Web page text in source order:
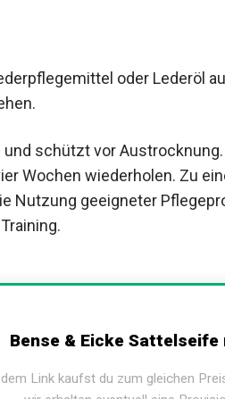
oder Lederöl
schützt vor
Wochen wiederholen. Zu
Nutzung geeigneter
Training.
Bense & Eicke Sattelseife
Link kaufst du zum gleichen